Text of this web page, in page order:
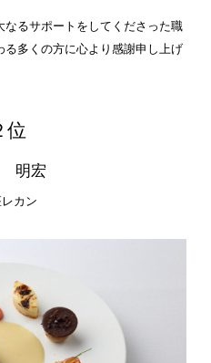
なるサポートをしてくださった職
多くの方に心より感謝申し上げ
位
明宏
カン